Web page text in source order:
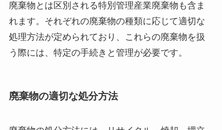
廃棄物とは区別される特別管理産業廃棄物も含ま
れます。それぞれの廃棄物の種類に応じて適切な
処理方法が定められており、これらの廃棄物を扱
う際には、特定の手続きと管理が必要です。
廃棄物の適切な処分方法